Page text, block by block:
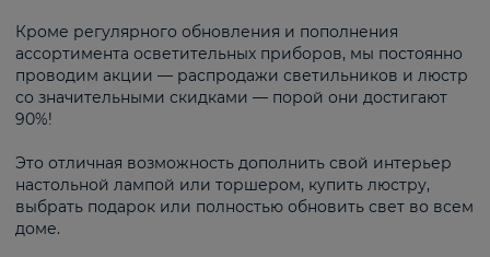
Кроме регулярного обновления и пополнения
ассортимента осветительных приборов, мы постоянно
проводим акции — распродажи светильников и люстр
со значительными скидками — порой они достигают
90%!
Это отличная возможность дополнить свой интерьер
настольной лампой или торшером, купить люстру,
выбрать подарок или полностью обновить свет во всем
доме.